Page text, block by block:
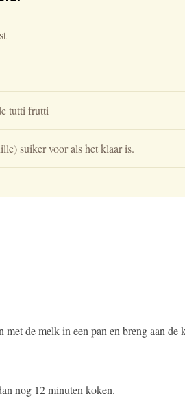
tutti frutti
suiker voor als het klaar is.
met de melk in een pan en breng aan de
nog 12 minuten koken.